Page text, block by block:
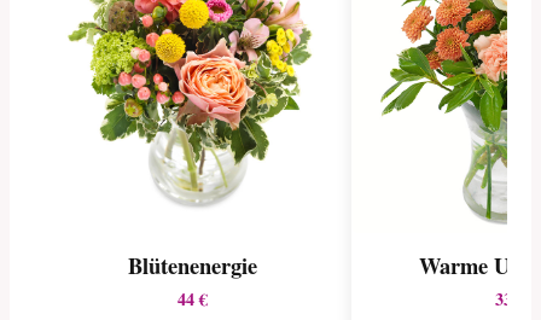
Blütenenergie
44 €
Warme
33 €